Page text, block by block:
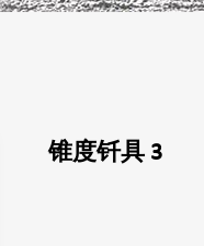
锥度钎具 3